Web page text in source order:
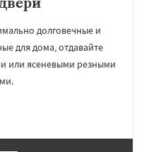
долговечные и
для дома, отдавайте
или ясеневыми резными